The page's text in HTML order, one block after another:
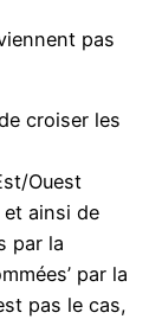
pas
croiser les
Ouest
ainsi de
par la
par la
pas le cas,